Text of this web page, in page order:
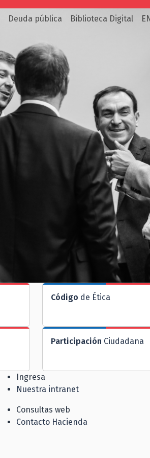
Deuda pública Biblioteca Digital
Código de Ética
Participación Ciudadana
Ingresa
Nuestra intranet
Consultas web
Contacto Hacienda